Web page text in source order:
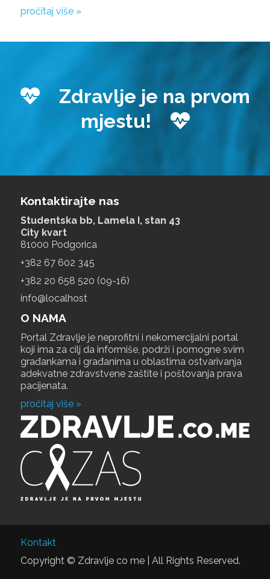
pročitaj više »
Zdravlje je na prvom
mjestu!
Kontaktirajte nas
Studentska bb, Lamela I, stan 43
City kvart
81000 Podgorica
+‎382 67 602 345
+‎382 20 658 520 (09-16)
info@localhost
O NAMA
Portal Zdravlje je neprofitni i nekomercijalni portal
koji ima za cilj da informiše, podrži i pomogne svim
građankama i građanima u oblastima ostvarivanja
adekvatne zdravstvene zaštite i poštovanja prava
pacijenata.
pročitaj više »
Kontakt
Copyright © Zdravlje co me | All Rights Reserved.